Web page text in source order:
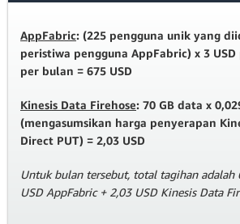
AppFabric: (225 pengguna unik yang
peristiwa pengguna AppFabric) x 3
per bulan = 675 USD
Kinesis Data Firehose: 70 GB data x
(mengasumsikan harga penyerapan
Direct PUT) = 2,03 USD
Untuk bulan tersebut, total tagihan adalah
USD AppFabric + 2,03 USD Kinesis Data